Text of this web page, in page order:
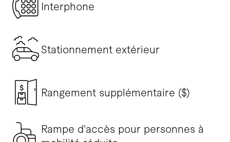
Interphone
Stationnement extérieur
Rangement supplémentaire ($)
Rampe d'accès pour personnes à